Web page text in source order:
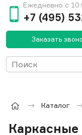
Ежедневно с
+7 (495)
Заказать
Каталог